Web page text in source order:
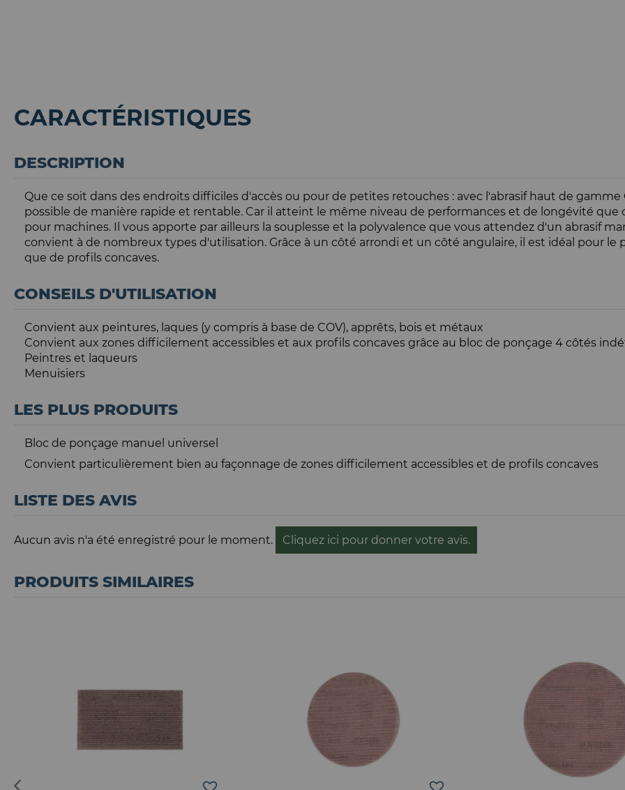
CARACTÉRISTIQUES
DESCRIPTION
Que ce soit dans des endroits difficiles d'accès ou pour de petites retouches : avec l'abrasif haut de gamme
possible de manière rapide et rentable. Car il atteint le même niveau de performances et de longévité que
pour machines. Il vous apporte par ailleurs la souplesse et la polyvalence que vous attendez d'un abrasif
convient à de nombreux types d'utilisation. Grâce à un côté arrondi et un côté angulaire, il est idéal pour le
que de profils concaves.
CONSEILS D'UTILISATION
Convient aux peintures, laques (y compris à base de COV), apprêts, bois et métaux
Convient aux zones difficilement accessibles et aux profils concaves grâce au bloc de ponçage 4 côtés
Peintres et laqueurs
Menuisiers
LES PLUS PRODUITS
Bloc de ponçage manuel universel
Convient particulièrement bien au façonnage de zones difficilement accessibles et de profils concaves
LISTE DES AVIS
Aucun avis n'a été enregistré pour le moment. Cliquez ici pour donner votre avis.
PRODUITS SIMILAIRES